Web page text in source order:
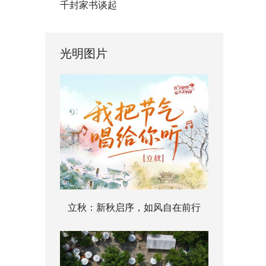
千封家书谈起
光明图片
立秋：新秋启序，如风自在前行